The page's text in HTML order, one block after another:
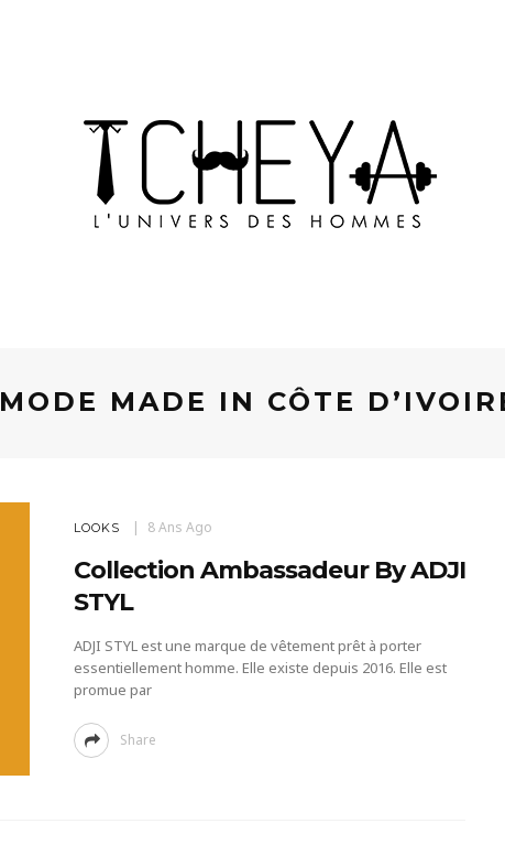
MODE MADE IN CÔTE
LOOKS 8 Ans Ago
Collection Ambassadeur By ADJI
STYL
ADJI STYL est une marque de vêtement prêt à porter
essentiellement homme. Elle existe depuis 2016. Elle est
promue par
Share